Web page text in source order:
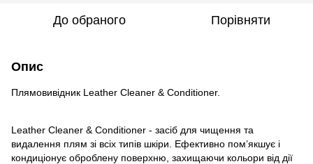
До обраного Порівняти
Опис
Плямовивідник Leather Cleaner & Conditioner.
Leather Cleaner & Conditioner - засіб для чищення та
видалення плям зі всіх типів шкіри. Ефективно пом’якшує і
кондиціонує оброблену поверхню, захищаючи кольори від дії